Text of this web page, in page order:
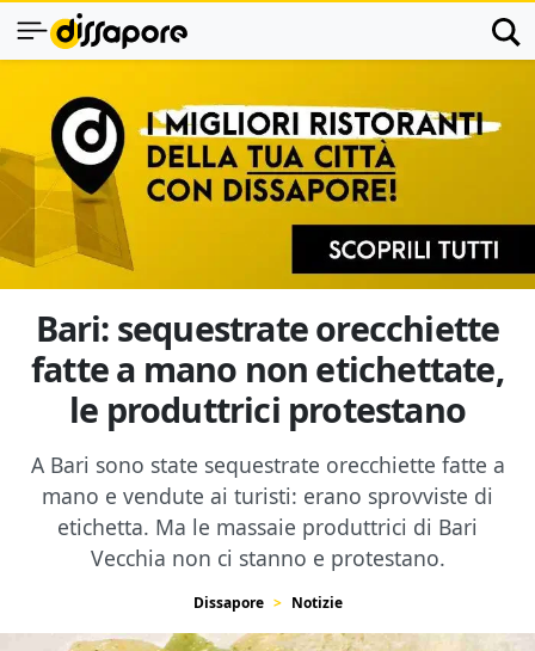
Bari: sequestrate orecchiette
fatte a mano non etichettate,
le produttrici protestano
A Bari sono state sequestrate orecchiette fatte a
mano e vendute ai turisti: erano sprovviste di
etichetta. Ma le massaie produttrici di Bari
Vecchia non ci stanno e protestano.
Dissapore Notizie